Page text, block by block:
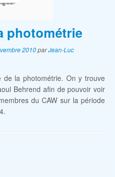
photométrie
2010parJean-Luc
la photométrie. On y trouve
Behrend afin de pouvoir voir
du CAW sur la période